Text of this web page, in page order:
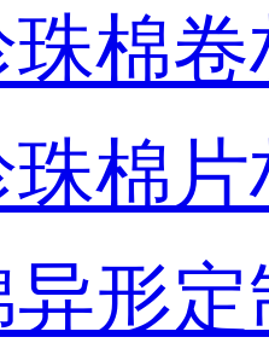
棉卷
棉片
形定